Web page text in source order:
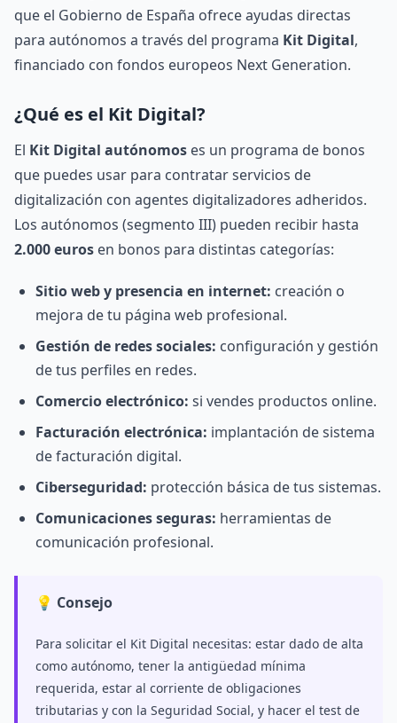
que el Gobierno de España ofrece ayudas directas
para autónomos a través del programa Kit Digital,
financiado con fondos europeos Next Generation.
¿Qué es el Kit Digital?
El Kit Digital autónomos es un programa de bonos
que puedes usar para contratar servicios de
digitalización con agentes digitalizadores adheridos.
Los autónomos (segmento III) pueden recibir hasta
2.000 euros en bonos para distintas categorías:
Sitio web y presencia en internet: creación o
mejora de tu página web profesional.
Gestión de redes sociales: configuración y gestión
de tus perfiles en redes.
Comercio electrónico: si vendes productos online.
Facturación electrónica: implantación de sistema
de facturación digital.
Ciberseguridad: protección básica de tus sistemas.
Comunicaciones seguras: herramientas de
comunicación profesional.
💡 Consejo
Para solicitar el Kit Digital necesitas: estar dado de alta
como autónomo, tener la antigüedad mínima
requerida, estar al corriente de obligaciones
tributarias y con la Seguridad Social, y hacer el test de